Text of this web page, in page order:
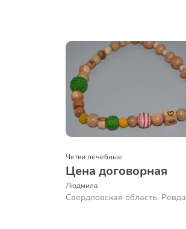
Четки лечебные
Цена договорная
Людмила
Свердловская область, Ревда